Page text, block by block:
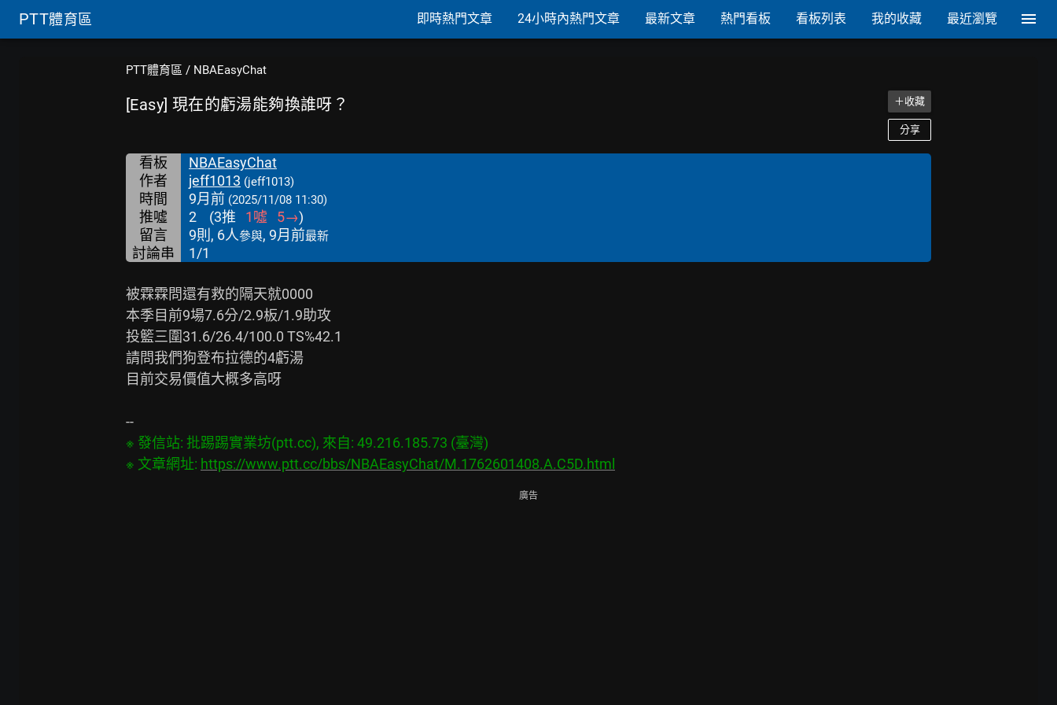
PTT體育區 即時熱門文章 24小時內熱門文章 最新文章 熱門看板 看板列表 我的收藏 最近瀏覽
PTT體育區 / NBAEasyChat
[Easy] 現在的虧湯能夠換誰呀？ ＋收藏
分享
看板
NBAEasyChat
作者
jeff1013 (jeff1013)
時間 9月前 (2025/11/08 11:30)
推噓 2 (3推 1噓 5→)
留言
9則, 6人參與, 9月前最新
討論串 1/1
被霖霖問還有救的隔天就0000
本季目前9場7.6分/2.9板/1.9助攻
投籃三圍31.6/26.4/100.0 TS%42.1
請問我們狗登布拉德的4虧湯
目前交易價值大概多高呀
※ 發信站: 批踢踢實業坊(ptt.cc), 來自: 49.216.185.73 (臺灣)
※ 文章網址: https://www.ptt.cc/bbs/NBAEasyChat/M.1762601408.A.C5D.html
廣告